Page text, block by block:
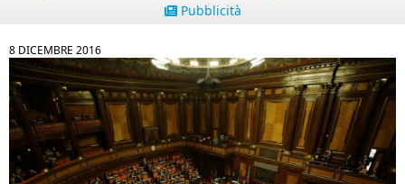
Pubblicità
8 DICEMBRE 2016